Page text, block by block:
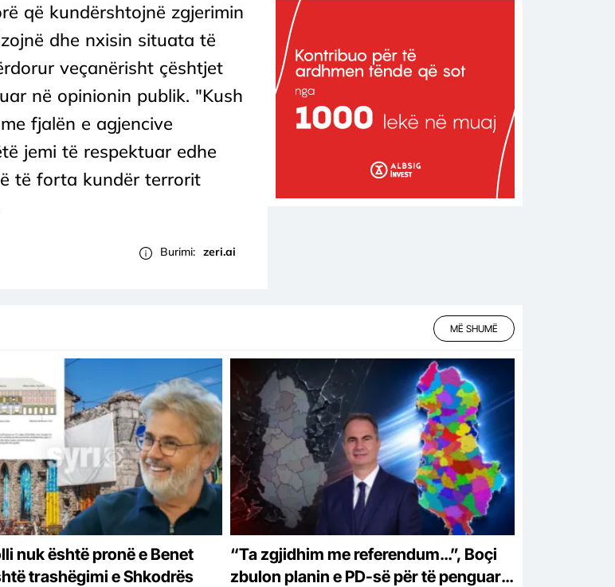
që kundërshtojnë zgjerimin
dhe nxisin situata të
veçanërisht çështjet
në opinionin publik. "Kush
fjalën e agjencive
jemi të respektuar edhe
të forta kundër terrorit
Burimi: zeri.ai
MË SHUMË
nuk është pronë e Benet
trashëgimi e Shkodrës
“Ta zgjidhim me referendum…”, Boçi
zbulon planin e PD-së për të penguar